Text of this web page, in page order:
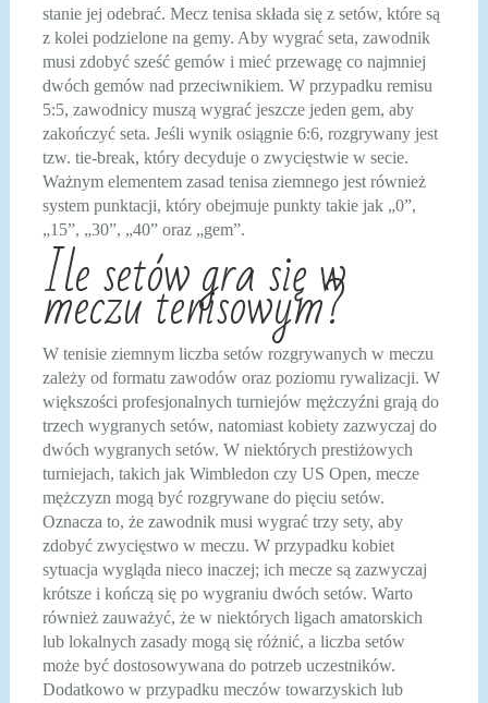
stanie jej odebrać. Mecz tenisa składa się z setów, które są
z kolei podzielone na gemy. Aby wygrać seta, zawodnik
musi zdobyć sześć gemów i mieć przewagę co najmniej
dwóch gemów nad przeciwnikiem. W przypadku remisu
5:5, zawodnicy muszą wygrać jeszcze jeden gem, aby
zakończyć seta. Jeśli wynik osiągnie 6:6, rozgrywany jest
tzw. tie-break, który decyduje o zwycięstwie w secie.
Ważnym elementem zasad tenisa ziemnego jest również
system punktacji, który obejmuje punkty takie jak „0”,
„15”, „30”, „40” oraz „gem”.
Ile setów gra się w
meczu tenisowym?
W tenisie ziemnym liczba setów rozgrywanych w meczu
zależy od formatu zawodów oraz poziomu rywalizacji. W
większości profesjonalnych turniejów mężczyźni grają do
trzech wygranych setów, natomiast kobiety zazwyczaj do
dwóch wygranych setów. W niektórych prestiżowych
turniejach, takich jak Wimbledon czy US Open, mecze
mężczyzn mogą być rozgrywane do pięciu setów.
Oznacza to, że zawodnik musi wygrać trzy sety, aby
zdobyć zwycięstwo w meczu. W przypadku kobiet
sytuacja wygląda nieco inaczej; ich mecze są zazwyczaj
krótsze i kończą się po wygraniu dwóch setów. Warto
również zauważyć, że w niektórych ligach amatorskich
lub lokalnych zasady mogą się różnić, a liczba setów
może być dostosowywana do potrzeb uczestników.
Dodatkowo w przypadku meczów towarzyskich lub